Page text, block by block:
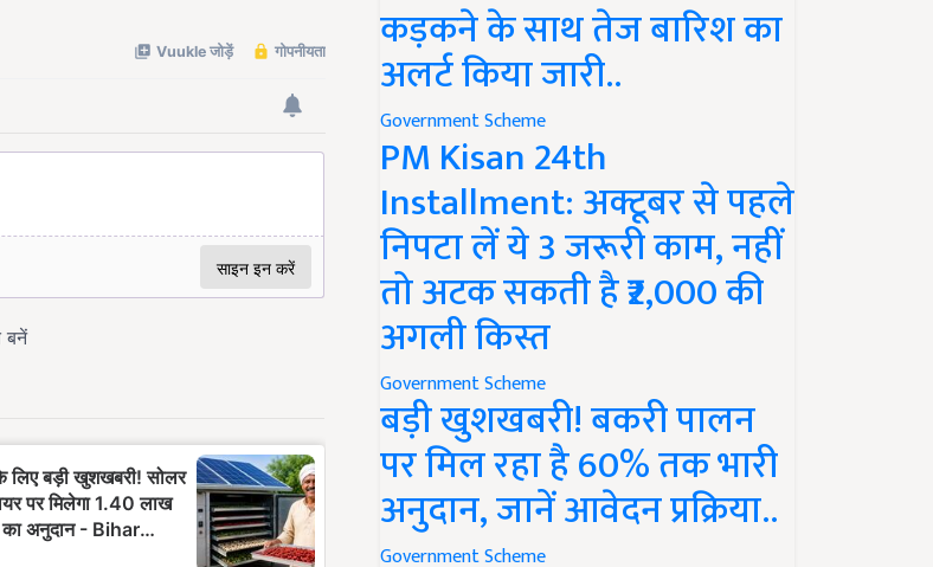
कड़कने के साथ तेज बारिश का
अलर्ट किया जारी..
Government Scheme
PM Kisan 24th
Installment: अक्टूबर से पहले
निपटा लें ये 3 जरूरी काम, नहीं
तो अटक सकती है ₹2,000 की
अगली किस्त
Government Scheme
बड़ी खुशखबरी! बकरी पालन
पर मिल रहा है 60% तक भारी
अनुदान, जानें आवेदन प्रक्रिया..
Government Scheme